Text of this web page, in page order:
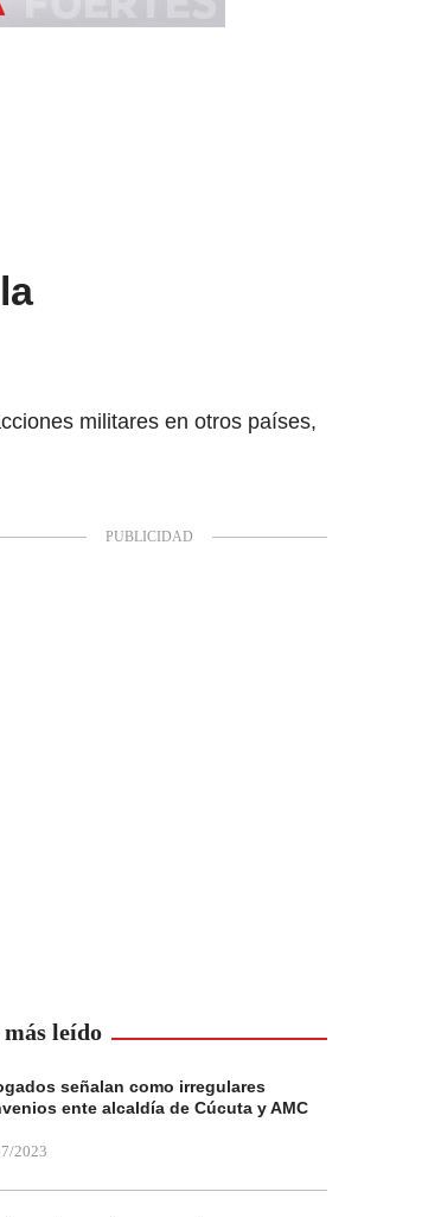
militares en otros países,
leído
señalan como irregulares
ente alcaldía de Cúcuta y AMC
2023